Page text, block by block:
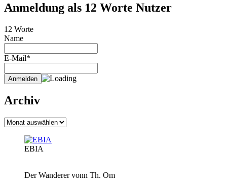
Anmeldung als 12 Worte Nutzer
12 Worte
Name
E-Mail*
Archiv
Archiv
EBIA
Der Wanderer vonn Th. Om